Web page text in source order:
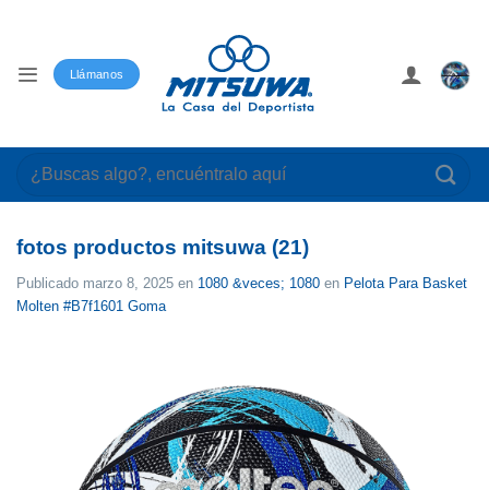
Llámanos
Buscar
por:
fotos productos mitsuwa (21)
Publicado marzo 8, 2025 en 1080 &veces; 1080 en Pelota Para Basket
Molten #B7f1601 Goma